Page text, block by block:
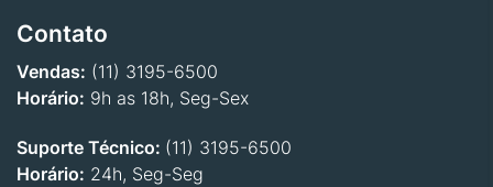
Contato
Vendas: (11) 3195-6500
Horário: 9h as 18h, Seg-Sex
Suporte Técnico: (11) 3195-6500
Horário: 24h, Seg-Seg